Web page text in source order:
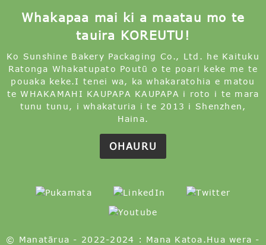
Whakapaa mai ki a maatau mo te
tauira KOREUTU!
Ko Sunshine Bakery Packaging Co., Ltd. he Kaituku
Ratonga Whakatupato Poutū o te poari keke me te
pouaka keke.I tenei wa, ka whakaratohia e matou
te WHAKAMAHI KAUPAPA KAUPAPA i roto i te mara
tunu tunu, i whakaturia i te 2013 i Shenzhen,
Haina.
OHAURU
© Manatārua - 2022-2024 : Mana Katoa.Hua wera -